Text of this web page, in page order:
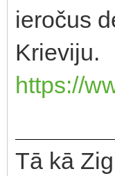
ieročus
Krieviju.
https://
Tā kā